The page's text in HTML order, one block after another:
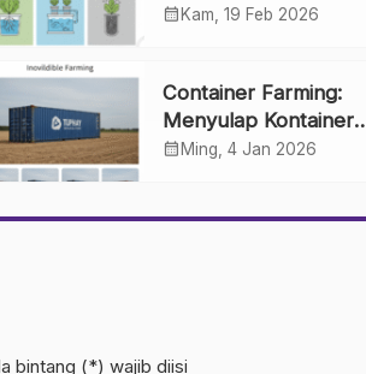
Aeroponik: Mana yang
calendar_month Kam, 19 Feb 2026
Container Farming:
Menyulap Kontainer
Bekas menjadi Kebun
calendar_month Ming, 4 Jan 2026
bintang (*) wajib diisi